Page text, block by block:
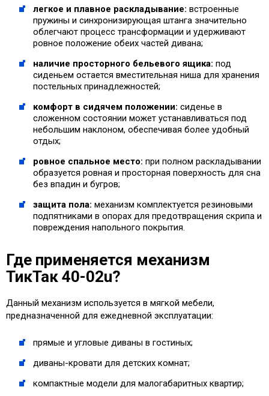
легкое и плавное раскладывание: встроенные
пружины и синхронизирующая штанга значительно
облегчают процесс трансформации и удерживают
ровное положение обеих частей дивана;
наличие просторного бельевого ящика: под
сиденьем остается вместительная ниша для хранения
постельных принадлежностей;
комфорт в сидячем положении: сиденье в
сложенном состоянии может устанавливаться под
небольшим наклоном, обеспечивая более удобный
отдых;
ровное спальное место: при полном раскладывании
образуется ровная и просторная поверхность для сна
без впадин и бугров;
защита пола: механизм комплектуется резиновыми
подпятниками в опорах для предотвращения скрипа и
повреждения напольного покрытия.
Где применяется механизм
ТикТак 40-02u?
Данный механизм используется в мягкой мебели,
предназначенной для ежедневной эксплуатации:
прямые и угловые диваны в гостиных;
диваны-кровати для детских комнат;
компактные модели для малогабаритных квартир;